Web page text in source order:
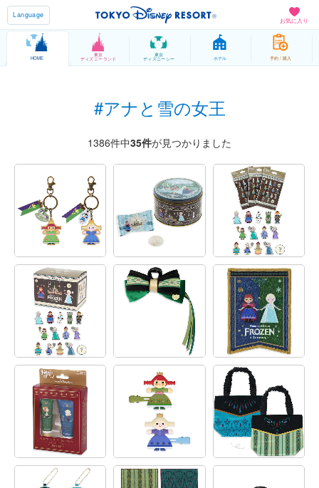
お気に入り
Language
HOME
東京
ディズニーランド
東京
ディズニーシー ホテル 予約 / 購入
#アナと雪の女王
1386件中35件が見つかりました